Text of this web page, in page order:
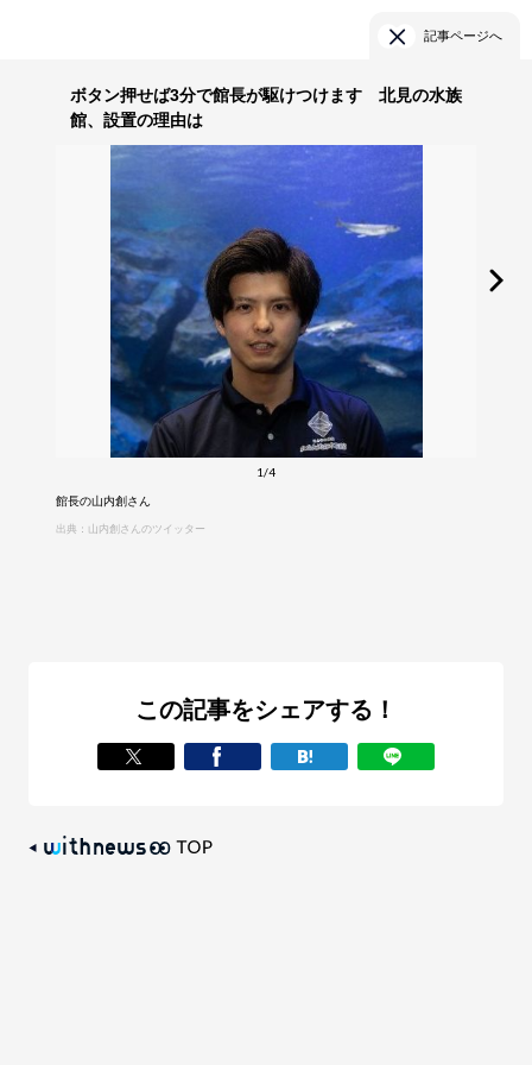
記事ページへ
ボタン押せば3分で館長が駆けつけます 北見の水族
館、設置の理由は
1/4
館長の山内創さん
出典：山内創さんのツイッター
この記事をシェアする！